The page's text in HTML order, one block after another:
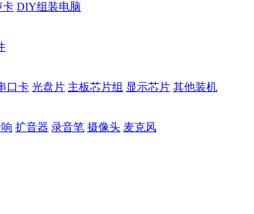
卡 DIY组装电脑
口卡 光盘片 主板芯片组 显示芯片 其他装机
扩音器 录音笔 摄像头 麦克风